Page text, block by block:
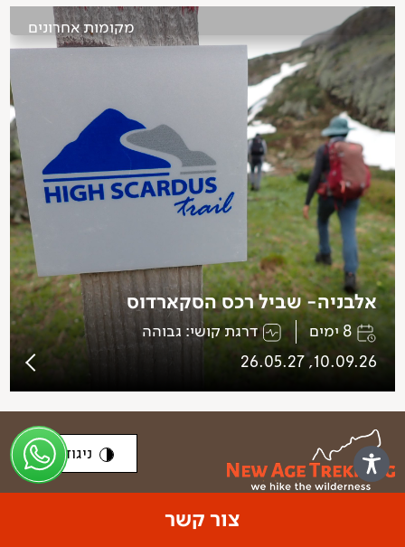
מקומות אחרונים
אלבניה- שביל רכס הסקארדוס
8 ימים
דרגת קושי: גבוהה
10.09.26, 26.05.27
ניגודיות
צור קשר